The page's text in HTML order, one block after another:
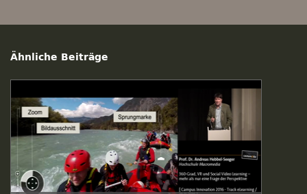
Ähnliche Beiträge